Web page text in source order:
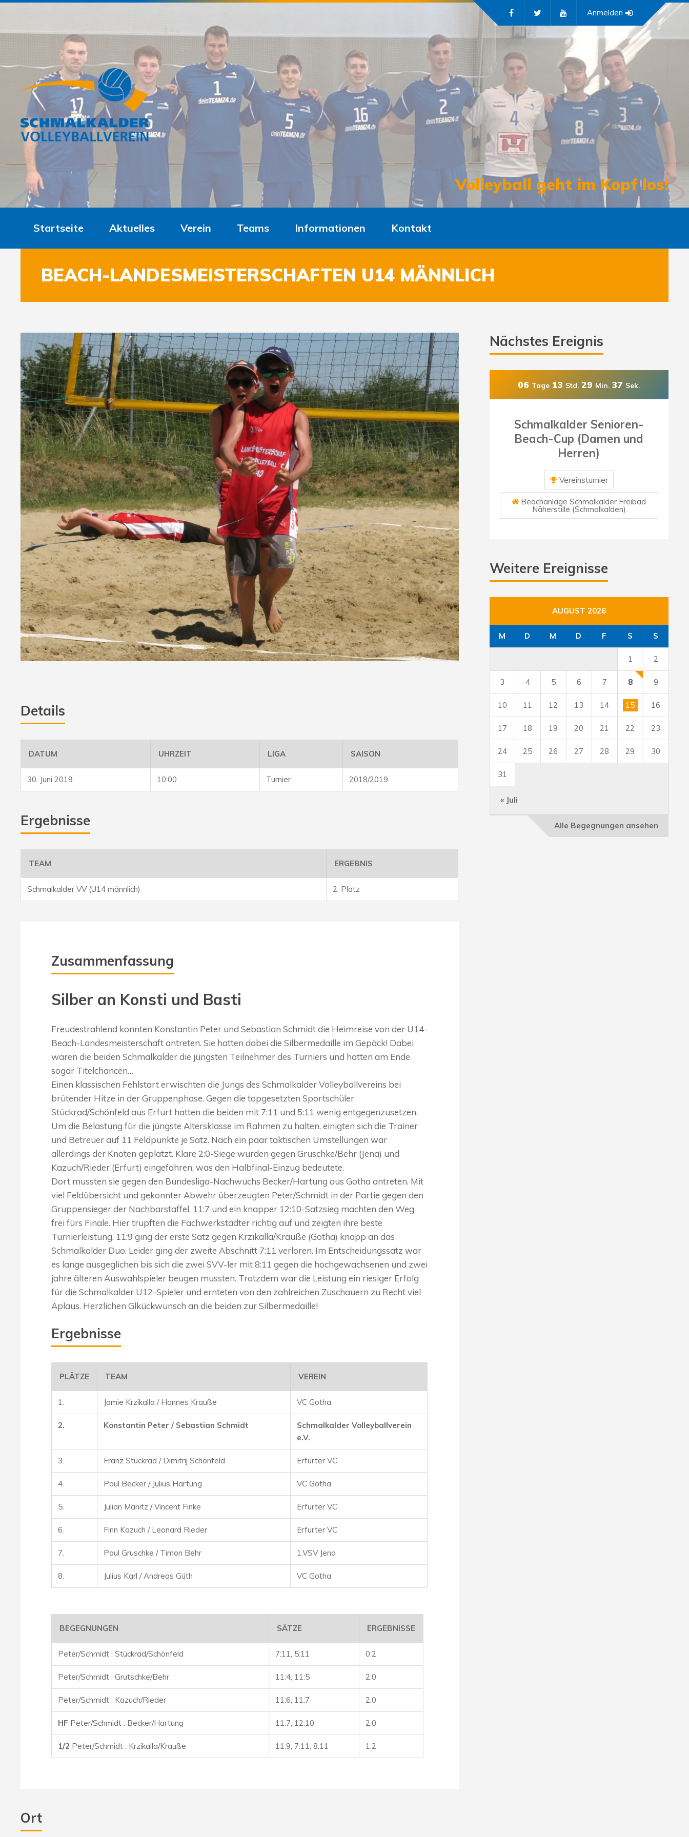
Volleyball geht im Kopf los!
Anmelden
Startseite Aktuelles Verein Teams Informationen Kontakt
BEACH-LANDESMEISTERSCHAFTEN U14 MÄNNLICH
Details
DATUM UHRZEIT LIGA SAISON
30. Juni 2019 10:00 Turnier 2018/2019
Ergebnisse
TEAM ERGEBNIS
Schmalkalder VV (U14 männlich) 2. Platz
Zusammenfassung
Silber an Konsti und Basti
Freudestrahlend konnten Konstantin Peter und Sebastian Schmidt die Heimreise von der U14-
Beach-Landesmeisterschaft antreten. Sie hatten dabei die Silbermedaille im Gepäck! Dabei
waren die beiden Schmalkalder die jüngsten Teilnehmer des Turniers und hatten am Ende
sogar Titelchancen…
Einen klassischen Fehlstart erwischten die Jungs des Schmalkalder Volleyballvereins bei
brütender Hitze in der Gruppenphase. Gegen die topgesetzten Sportschüler
Stückrad/Schönfeld aus Erfurt hatten die beiden mit 7:11 und 5:11 wenig entgegenzusetzen.
Um die Belastung für die jüngste Altersklasse im Rahmen zu halten, einigten sich die Trainer
und Betreuer auf 11 Feldpunkte je Satz. Nach ein paar taktischen Umstellungen war
allerdings der Knoten geplatzt. Klare 2:0-Siege wurden gegen Gruschke/Behr (Jena) und
Kazuch/Rieder (Erfurt) eingefahren, was den Halbfinal-Einzug bedeutete.
Dort mussten sie gegen den Bundesliga-Nachwuchs Becker/Hartung aus Gotha antreten. Mit
viel Feldübersicht und gekonnter Abwehr überzeugten Peter/Schmidt in der Partie gegen den
Gruppensieger der Nachbarstaffel. 11:7 und ein knapper 12:10-Satzsieg machten den Weg
frei fürs Finale. Hier trupften die Fachwerkstädter richtig auf und zeigten ihre beste
Turnierleistung. 11:9 ging der erste Satz gegen Krzikalla/Krauße (Gotha) knapp an das
Schmalkalder Duo. Leider ging der zweite Abschnitt 7:11 verloren. Im Entscheidungssatz war
es lange ausgeglichen bis sich die zwei SVV-ler mit 8:11 gegen die hochgewachsenen und zwei
jahre älteren Auswahlspieler beugen mussten. Trotzdem war die Leistung ein riesiger Erfolg
für die Schmalkalder U12-Spieler und ernteten von den zahlreichen Zuschauern zu Recht viel
Aplaus. Herzlichen Glkückwunsch an die beiden zur Silbermedaille!
Ergebnisse
PLÄTZE TEAM VEREIN
1. Jamie Krzikalla / Hannes Krauße VC Gotha
2. Konstantin Peter / Sebastian Schmidt
Schmalkalder Volleyballverein
e.V.
3. Franz Stückrad / Dimitrij Schönfeld Erfurter VC
4. Paul Becker / Julius Hartung VC Gotha
5. Julian Manitz / Vincent Finke Erfurter VC
6. Finn Kazuch / Leonard Rieder Erfurter VC
7. Paul Gruschke / Timon Behr 1.VSV Jena
8. Julius Karl / Andreas Güth VC Gotha
BEGEGNUNGEN SÄTZE ERGEBNISSE
Peter/Schmidt : Stückrad/Schönfeld 7:11, 5:11 0:2
Peter/Schmidt : Grutschke/Behr 11:4, 11:5 2:0
Peter/Schmidt : Kazuch/Rieder 11:6, 11:7 2:0
HF Peter/Schmidt : Becker/Hartung 11:7, 12:10 2:0
1/2 Peter/Schmidt : Krzikalla/Krauße 11:9, 7:11, 8:11 1:2
Ort
Nächstes Ereignis
06 Tage 13 Std. 29 Min. 35 Sek.
Schmalkalder Senioren-
Beach-Cup (Damen und
Herren)
Vereinsturnier
Beachanlage Schmalkalder Freibad
Näherstille (Schmalkalden)
Weitere Ereignisse
AUGUST 2026
M D M D F S S
« Juli
1 2
3 4 5 6 7 8 9
10 11 12 13 14 15 16
17 18 19 20 21 22 23
24 25 26 27 28 29 30
31
Alle Begegnungen ansehen